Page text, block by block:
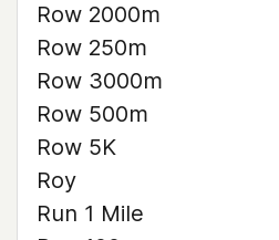
Row 2000m
Row 250m
Row 3000m
Row 500m
Row 5K
Roy
Run 1 Mile